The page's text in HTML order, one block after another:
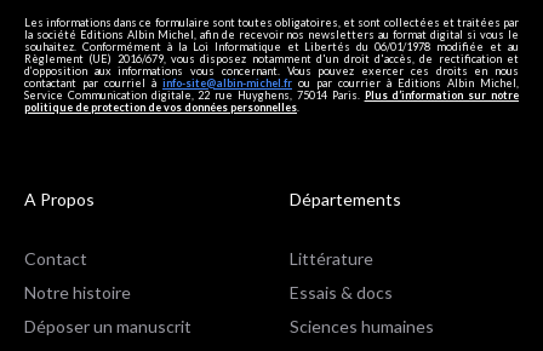
Les informations dans ce formulaire sont toutes obligatoires, et sont collectées et traitées par
la société Editions Albin Michel, afin de recevoir nos newsletters au format digital si vous le
souhaitez. Conformément à la Loi Informatique et Libertés du 06/01/1978 modifiée et au
Règlement (UE) 2016/679, vous disposez notamment d'un droit d'accès, de rectification et
d’opposition aux informations vous concernant. Vous pouvez exercer ces droits en nous
contactant par courriel à info-site@albin-michel.fr ou par courrier à Editions Albin Michel,
Service Communication digitale, 22 rue Huyghens, 75014 Paris. Plus d’information sur notre
politique de protection de vos données personnelles.
A Propos
Contact
Notre histoire
Déposer un manuscrit
Départements
Littérature
Essais & docs
Sciences humaines